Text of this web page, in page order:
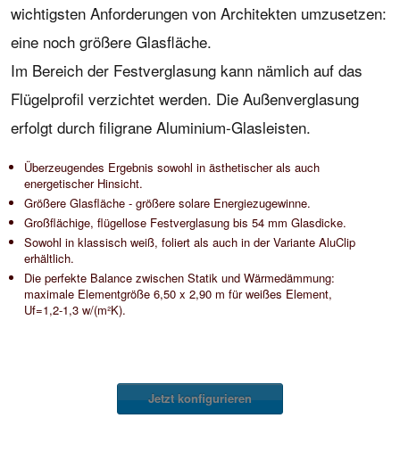
wichtigsten Anforderungen von Architekten umzusetzen:
eine noch größere Glasfläche.
Im Bereich der Festverglasung kann nämlich auf das
Flügelprofil verzichtet werden. Die Außenverglasung
erfolgt durch filigrane Aluminium-Glasleisten.
Überzeugendes Ergebnis sowohl in ästhetischer als auch
energetischer Hinsicht.
Größere Glasfläche - größere solare Energiezugewinne.
Großflächige, flügellose Festverglasung bis 54 mm Glasdicke.
Sowohl in klassisch weiß, foliert als auch in der Variante AluClip
erhältlich.
Die perfekte Balance zwischen Statik und Wärmedämmung:
maximale Elementgröße 6,50 x 2,90 m für weißes Element,
Uf=1,2-1,3 w/(m²K).
Jetzt konfigurieren